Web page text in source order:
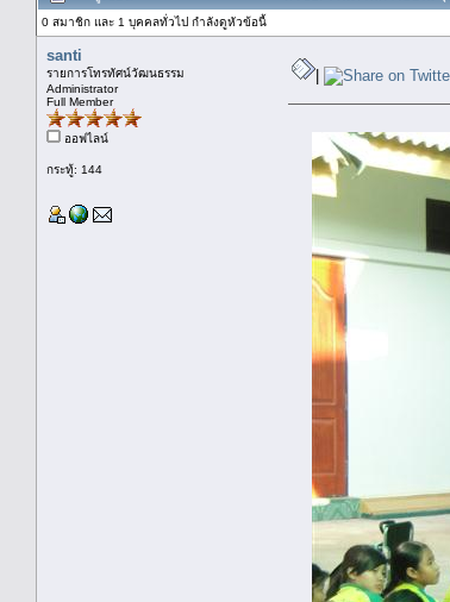
0 สมาชิก และ 1 บุคคลทั่วไป กำลังดูหัวข้อนี้
santi
รายการโทรทัศน์วัฒนธรรม
Administrator
Full Member
ออฟไลน์
กระทู้: 144
|